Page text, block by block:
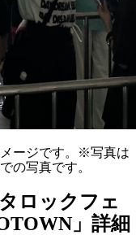
ージです。※写真は
の写真です。
ロックフェ
」詳細